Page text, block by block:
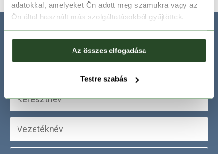
adatokkal, amelyeket Ön adott meg számukra vagy az
Ön által használt más szolgáltatásokból gyűjtöttek.
Az összes elfogadása
Testre szabás
IRATKOZZ FEL HÍRLEVELÜNKRE!